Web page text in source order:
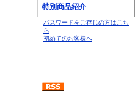
特別商品紹介
パスワードをご存じの方はこち
ら
初めてのお客様へ